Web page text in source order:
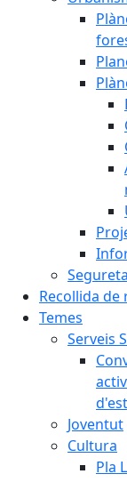
Recollida de
Temes
Serveis
Joventut
Cultura
Pla